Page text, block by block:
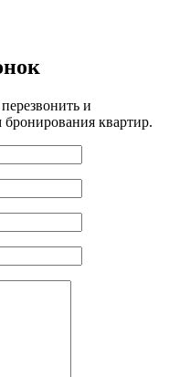
и
бронирования квартир.